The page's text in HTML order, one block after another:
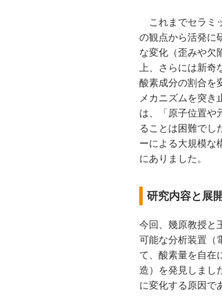
これまでセラミ
の観点から活発に
な変化（歪みや欠
上、さらには新
酸素成分の割合を
メカニズムを突
は、「原子位置や
ることは困難でし
ーによる大規模な
にありました。
研究内容と展開
今回、幾原教授と
可能な分析装置（
て、酸素量を自在
造）を発見しまし
に変化する原因で